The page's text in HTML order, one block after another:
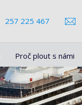
257 225 467
Proč plout s námi